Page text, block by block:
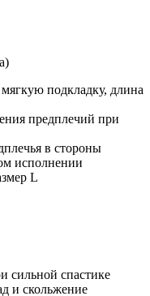
подкладку, длина
предплечий при
в стороны
исполнении
L
сильной спастике
и скольжение